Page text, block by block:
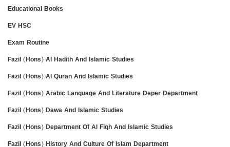
Educational Books
EV HSC
Exam Routine
Fazil (Hons) Al Hadith And Islamic Studies
Fazil (Hons) Al Quran And Islamic Studies
Fazil (Hons) Arabic Language And Literature Deper Department
Fazil (Hons) Dawa And Islamic Studies
Fazil (Hons) Department Of Al Fiqh And Islamic Studies
Fazil (Hons) History And Culture Of Islam Department